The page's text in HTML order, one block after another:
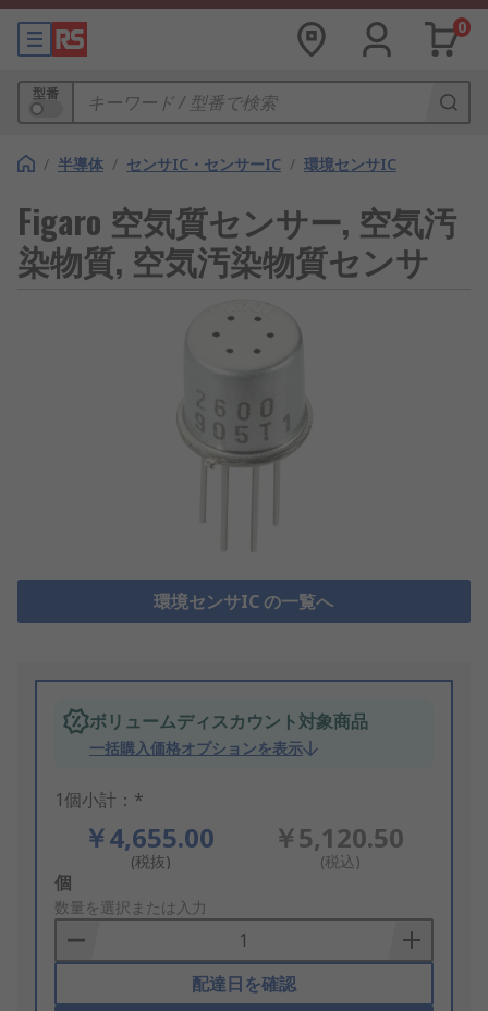
0
型番
/ 半導体 / センサIC・センサーIC / 環境センサIC
Figaro 空気質センサー, 空気汚
染物質, 空気汚染物質センサ
環境センサIC の一覧へ
ボリュームディスカウント対象商品
一括購入価格オプションを表示
1個小計：*
￥4,655.00
(税抜)
￥5,120.50
(税込)
Add
to
Basket
個
数量を選択または入力
配達日を確認